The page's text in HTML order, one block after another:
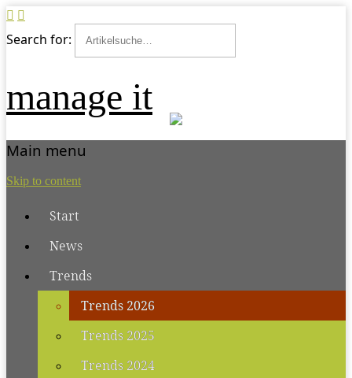
Search for:
manage it
Main menu
Skip to content
Start
News
Trends
Trends 2026
Trends 2025
Trends 2024